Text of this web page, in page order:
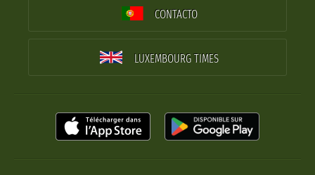
CONTACTO
LUXEMBOURG TIMES